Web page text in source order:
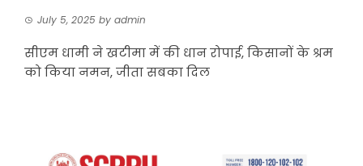
July 5, 2025 by admin
सीएम धामी ने खटीमा में की धान रोपाई, किसानों के श्रम
को किया नमन, जीता सबका दिल